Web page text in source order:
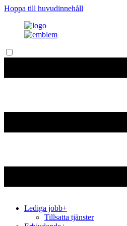
Hoppa till huvudinnehåll
Lediga jobb+
Tillsatta tjänster